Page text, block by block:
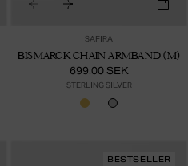
SAFIRA
BISMARCK CHAIN ARMBAND (M)
699.00 SEK
STERLING SILVER
BESTSELLER